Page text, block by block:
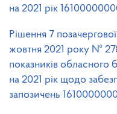
на 2021 рік
Рішення 7 позачергової
жовтня 2021 року №
показників обласного
на 2021 рік щодо
запозичень